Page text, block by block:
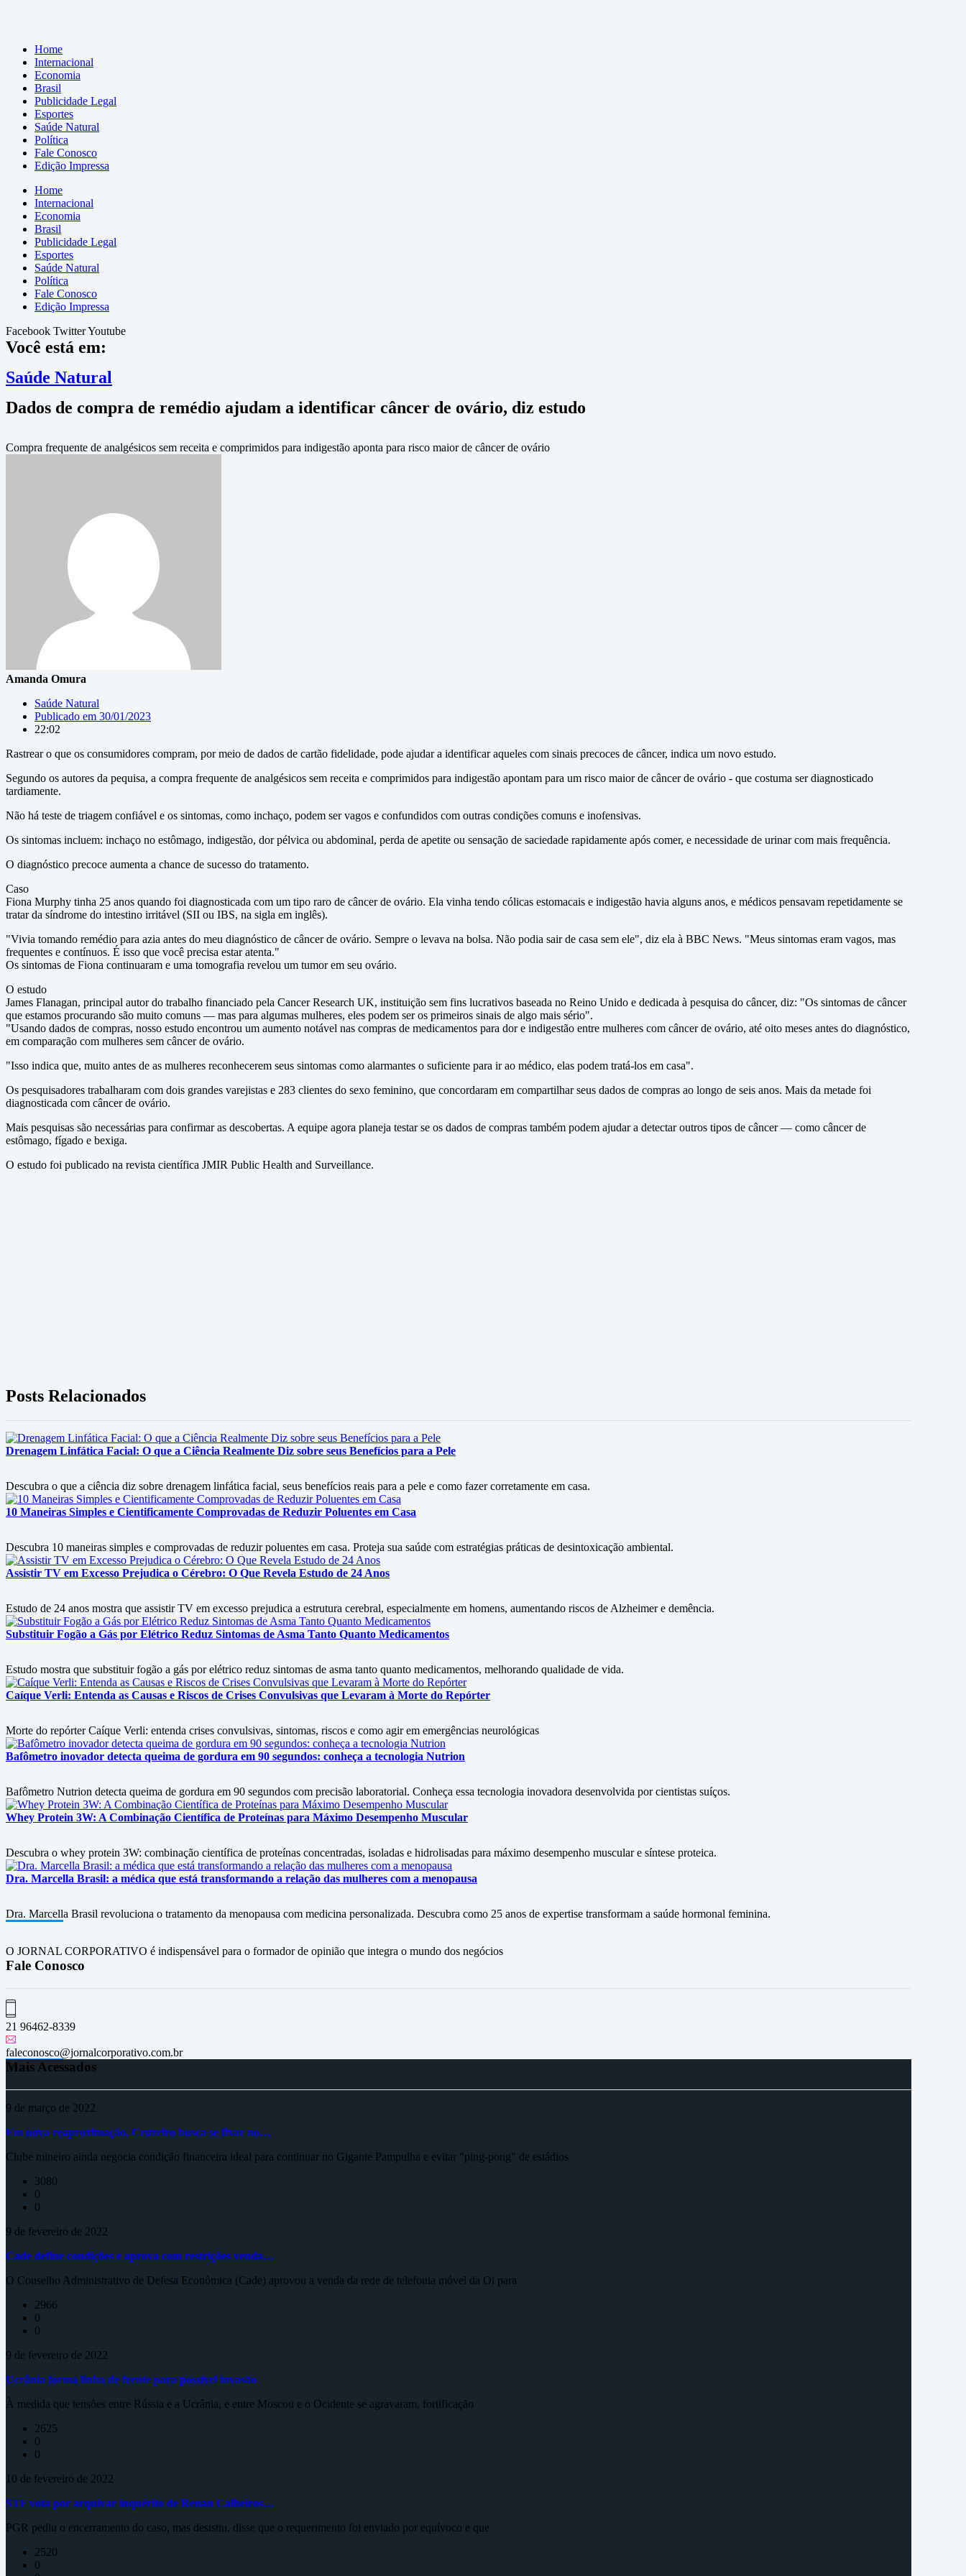
Home
Internacional
Economia
Brasil
Publicidade Legal
Esportes
Saúde Natural
Política
Fale Conosco
Edição Impressa
Home
Internacional
Economia
Brasil
Publicidade Legal
Esportes
Saúde Natural
Política
Fale Conosco
Edição Impressa
Facebook TwitterYoutube
Você está em:
Saúde Natural
Dados de compra de remédio ajudam a identificar câncer de ovário, diz estudo
Compra frequente de analgésicos sem receita e comprimidos para indigestão aponta para risco maior de câncer de ovário
Amanda Omura
Saúde Natural
Publicado em 30/01/2023
22:02
Rastrear o que os consumidores compram, por meio de dados de cartão fidelidade, pode ajudar a identificar aqueles com sinais precoces de câncer, indica um novo estudo.
Segundo os autores da pequisa, a compra frequente de analgésicos sem receita e comprimidos para indigestão apontam para um risco maior de câncer de ovário - que costuma ser diagnosticado
tardiamente.
Não há teste de triagem confiável e os sintomas, como inchaço, podem ser vagos e confundidos com outras condições comuns e inofensivas.
Os sintomas incluem: inchaço no estômago, indigestão, dor pélvica ou abdominal, perda de apetite ou sensação de saciedade rapidamente após comer, e necessidade de urinar com mais frequência.
O diagnóstico precoce aumenta a chance de sucesso do tratamento.
Caso
Fiona Murphy tinha 25 anos quando foi diagnosticada com um tipo raro de câncer de ovário. Ela vinha tendo cólicas estomacais e indigestão havia alguns anos, e médicos pensavam repetidamente se
tratar da síndrome do intestino irritável (SII ou IBS, na sigla em inglês).
"Vivia tomando remédio para azia antes do meu diagnóstico de câncer de ovário. Sempre o levava na bolsa. Não podia sair de casa sem ele", diz ela à BBC News. "Meus sintomas eram vagos, mas
frequentes e contínuos. É isso que você precisa estar atenta."
Os sintomas de Fiona continuaram e uma tomografia revelou um tumor em seu ovário.
O estudo
James Flanagan, principal autor do trabalho financiado pela Cancer Research UK, instituição sem fins lucrativos baseada no Reino Unido e dedicada à pesquisa do câncer, diz: "Os sintomas de câncer
que estamos procurando são muito comuns — mas para algumas mulheres, eles podem ser os primeiros sinais de algo mais sério".
"Usando dados de compras, nosso estudo encontrou um aumento notável nas compras de medicamentos para dor e indigestão entre mulheres com câncer de ovário, até oito meses antes do diagnóstico,
em comparação com mulheres sem câncer de ovário.
"Isso indica que, muito antes de as mulheres reconhecerem seus sintomas como alarmantes o suficiente para ir ao médico, elas podem tratá-los em casa".
Os pesquisadores trabalharam com dois grandes varejistas e 283 clientes do sexo feminino, que concordaram em compartilhar seus dados de compras ao longo de seis anos. Mais da metade foi
diagnosticada com câncer de ovário.
Mais pesquisas são necessárias para confirmar as descobertas. A equipe agora planeja testar se os dados de compras também podem ajudar a detectar outros tipos de câncer — como câncer de
estômago, fígado e bexiga.
O estudo foi publicado na revista científica JMIR Public Health and Surveillance.
Posts Relacionados
Drenagem Linfática Facial: O que a Ciência Realmente Diz sobre seus Benefícios para a Pele
Descubra o que a ciência diz sobre drenagem linfática facial, seus benefícios reais para a pele e como fazer corretamente em casa.
10 Maneiras Simples e Cientificamente Comprovadas de Reduzir Poluentes em Casa
Descubra 10 maneiras simples e comprovadas de reduzir poluentes em casa. Proteja sua saúde com estratégias práticas de desintoxicação ambiental.
Assistir TV em Excesso Prejudica o Cérebro: O Que Revela Estudo de 24 Anos
Estudo de 24 anos mostra que assistir TV em excesso prejudica a estrutura cerebral, especialmente em homens, aumentando riscos de Alzheimer e demência.
Substituir Fogão a Gás por Elétrico Reduz Sintomas de Asma Tanto Quanto Medicamentos
Estudo mostra que substituir fogão a gás por elétrico reduz sintomas de asma tanto quanto medicamentos, melhorando qualidade de vida.
Caíque Verli: Entenda as Causas e Riscos de Crises Convulsivas que Levaram à Morte do Repórter
Morte do repórter Caíque Verli: entenda crises convulsivas, sintomas, riscos e como agir em emergências neurológicas
Bafômetro inovador detecta queima de gordura em 90 segundos: conheça a tecnologia Nutrion
Bafômetro Nutrion detecta queima de gordura em 90 segundos com precisão laboratorial. Conheça essa tecnologia inovadora desenvolvida por cientistas suíços.
Whey Protein 3W: A Combinação Científica de Proteínas para Máximo Desempenho Muscular
Descubra o whey protein 3W: combinação científica de proteínas concentradas, isoladas e hidrolisadas para máximo desempenho muscular e síntese proteica.
Dra. Marcella Brasil: a médica que está transformando a relação das mulheres com a menopausa
Dra. Marcella Brasil revoluciona o tratamento da menopausa com medicina personalizada. Descubra como 25 anos de expertise transformam a saúde hormonal feminina.
O JORNAL CORPORATIVO é indispensável para o formador de opinião que integra o mundo dos negócios
Fale Conosco
21 96462-8339
faleconosco@jornalcorporativo.com.br
Mais Acessados
9 de março de 2022
Em nova reaproximação, Cruzeiro busca se fixar no…
Clube mineiro ainda negocia condição financeira ideal para continuar no Gigante Pampulha e evitar "ping-pong" de estádios
3080
0
0
9 de fevereiro de 2022
Cade define condições e aprova com restrições venda…
O Conselho Administrativo de Defesa Econômica (Cade) aprovou a venda da rede de telefonia móvel da Oi para
2966
0
0
9 de fevereiro de 2022
Ucrânia forma linha de frente para possível invasão
À medida que tensões entre Rússia e a Ucrânia, e entre Moscou e o Ocidente se agravaram, fortificação
2625
0
0
10 de fevereiro de 2022
STF vota por arquivar inquérito de Renan Calheiros…
PGR pediu o encerramento do caso, mas desistiu, disse que o requerimento foi enviado por equívoco e que
2520
0